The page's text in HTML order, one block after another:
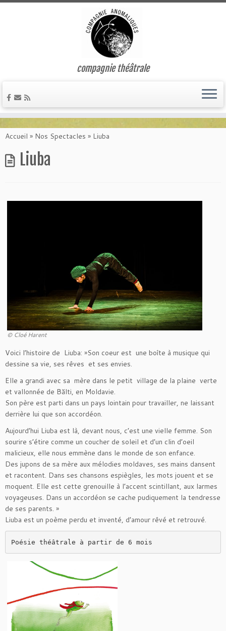
au
compagnie théâtrale
Accueil » Nos Spectacles » Liuba
Liuba
© Cloé Harent
Voici l’histoire de Liuba: »Son coeur est une boîte à musique qui
dessine sa vie, ses rêves et ses envies.
Elle a grandi avec sa mère dans le petit village de la plaine verte
et vallonnée de Bălti, en Moldavie.
Son père est parti dans un pays lointain pour travailler, ne laissant
derrière lui que son accordéon.
Aujourd’hui Liuba est là, devant nous, c’est une vielle femme. Son
sourire s’étire comme un coucher de soleil et d’un clin d’oeil
malicieux, elle nous emmène dans le monde de son enfance.
Des jupons de sa mère aux mélodies moldaves, ses mains dansent
et racontent. Dans ses chansons espiègles, les mots jouent et se
moquent. Elle est cette grenouille à l’accent scintillant, aux larmes
voyageuses. Dans un accordéon se cache pudiquement la tendresse
de ses parents. »
Liuba est un poème perdu et inventé, d’amour rêvé et retrouvé.
Poésie théâtrale à partir de 6 mois